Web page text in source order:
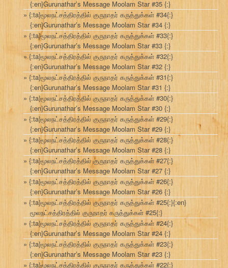
{:en}Gurunathar’s Message Moolam Star #35 {:}
{:ta}மூலநட்சத்திரத்தில் குருநாதர் கருத்துக்கள் #34{:}
{:en}Gurunathar’s Message Moolam Star #34 {:}
{:ta}மூலநட்சத்திரத்தில் குருநாதர் கருத்துக்கள் #33{:}
{:en}Gurunathar’s Message Moolam Star #33 {:}
{:ta}மூலநட்சத்திரத்தில் குருநாதர் கருத்துக்கள் #32{:}
{:en}Gurunathar’s Message Moolam Star #32 {:}
{:ta}மூலநட்சத்திரத்தில் குருநாதர் கருத்துக்கள் #31{:}
{:en}Gurunathar’s Message Moolam Star #31 {:}
{:ta}மூலநட்சத்திரத்தில் குருநாதர் கருத்துக்கள் #30{:}
{:en}Gurunathar’s Message Moolam Star #30 {:}
{:ta}மூலநட்சத்திரத்தில் குருநாதர் கருத்துக்கள் #29{:}
{:en}Gurunathar’s Message Moolam Star #29 {:}
{:ta}மூலநட்சத்திரத்தில் குருநாதர் கருத்துக்கள் #28{:}
{:en}Gurunathar’s Message Moolam Star #28 {:}
{:ta}மூலநட்சத்திரத்தில் குருநாதர் கருத்துக்கள் #27{:}
{:en}Gurunathar’s Message Moolam Star #27 {:}
{:ta}மூலநட்சத்திரத்தில் குருநாதர் கருத்துக்கள் #26{:}
{:en}Gurunathar’s Message Moolam Star #26 {:}
{:ta}மூலநட்சத்திரத்தில் குருநாதர் கருத்துக்கள் #25{:}{:en}
மூலநட்சத்திரத்தில் குருநாதர் கருத்துக்கள் #25{:}
{:ta}மூலநட்சத்திரத்தில் குருநாதர் கருத்துக்கள் #24{:}
{:en}Gurunathar’s Message Moolam Star #24 {:}
{:ta}மூலநட்சத்திரத்தில் குருநாதர் கருத்துக்கள் #23{:}
{:en}Gurunathar’s Message Moolam Star #23 {:}
{:ta}மூலநட்சத்திரத்தில் குருநாதர் கருத்துக்கள் #22{:}